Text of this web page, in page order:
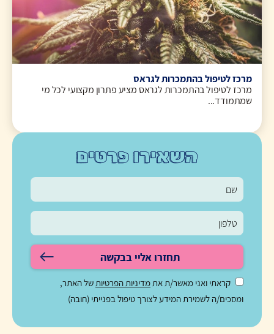
מרכז לטיפול בהתמכרות לגראס
מרכז לטיפול בהתמכרות לגראס מציע פתרון מקצועי לכל מי
שמתמודד...
השאירו פרטים
תחזרו אליי בבקשה
קראתי ואני מאשר/ת אתמדיניות הפרטיותשל האתר,
ומסכים/ה לשמירת המידע לצורך טיפול בפנייתי (חובה)